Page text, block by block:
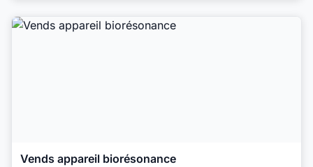
Vends appareil biorésonance